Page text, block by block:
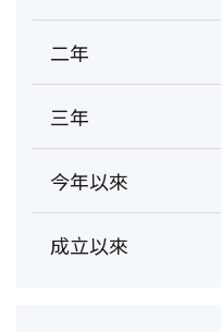
二年
三年
今年以來
成立以來